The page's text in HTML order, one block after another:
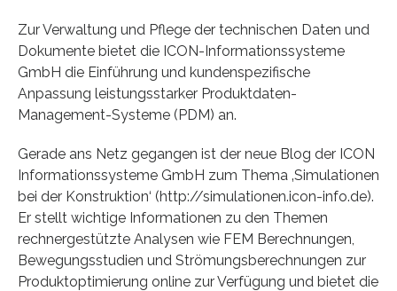
Zur Verwaltung und Pflege der technischen Daten und
Dokumente bietet die ICON-Informationssysteme
GmbH die Einführung und kundenspezifische
Anpassung leistungsstarker Produktdaten-
Management-Systeme (PDM) an.
Gerade ans Netz gegangen ist der neue Blog der ICON
Informationssysteme GmbH zum Thema ‚Simulationen
bei der Konstruktion‘ (http://simulationen.icon-info.de).
Er stellt wichtige Informationen zu den Themen
rechnergestützte Analysen wie FEM Berechnungen,
Bewegungsstudien und Strömungsberechnungen zur
Produktoptimierung online zur Verfügung und bietet die